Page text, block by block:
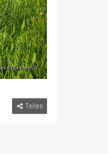
Teilen